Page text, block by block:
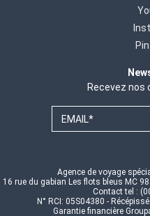
Recevez
EMAIL*
Agence de voyage
16 rue du gabian Les flots bleus MC
Contact tel :
N° RCI: 05S04380 -
Garantie financière